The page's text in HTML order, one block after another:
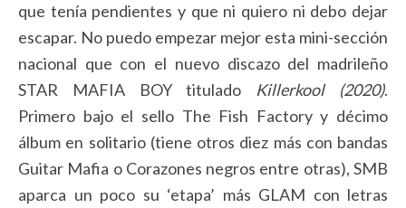
que tenía pendientes y que ni quiero ni debo dejar
escapar. No puedo empezar mejor esta mini-sección
nacional que con el nuevo discazo del madrileño
STAR MAFIA BOY titulado Killerkool (2020).
Primero bajo el sello The Fish Factory y décimo
álbum en solitario (tiene otros diez más con bandas
Guitar Mafia o Corazones negros entre otras), SMB
aparca un poco su ‘etapa’ más GLAM con letras